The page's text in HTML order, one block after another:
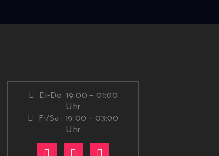
Di-Do: 19:00 – 01:00
Uhr
Fr/Sa : 19:00 – 03:00
Uhr